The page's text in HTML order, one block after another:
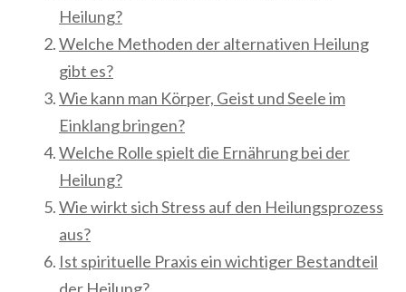
Heilung?
Welche Methoden der alternativen Heilung
gibt es?
Wie kann man Körper, Geist und Seele im
Einklang bringen?
Welche Rolle spielt die Ernährung bei der
Heilung?
Wie wirkt sich Stress auf den Heilungsprozess
aus?
Ist spirituelle Praxis ein wichtiger Bestandteil